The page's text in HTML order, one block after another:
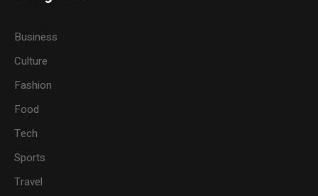
Business
Culture
Fashion
Food
Tech
Sports
Travel